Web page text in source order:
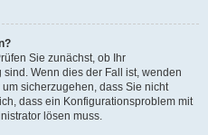
Sie zunächst, ob Ihr
Wenn dies der Fall ist, wenden
sicherzugehen, dass Sie nicht
dass ein Konfigurationsproblem mit
lösen muss.